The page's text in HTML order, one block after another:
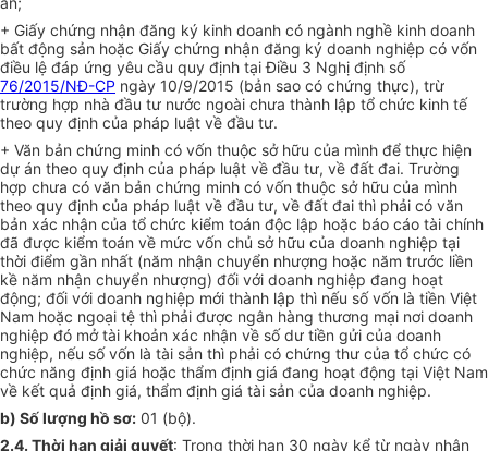
+ Giấy chứng nhận đăng ký kinh doanh có ngành nghề kinh doanh
bất động sản hoặc Giấy chứng nhận đăng ký doanh nghiệp có vốn
điều lệ đáp ứng yêu cầu quy định tại Điều 3 Nghị định số
76/2015/NĐ-CP ngày 10/9/2015 (bản sao có chứng thực), trừ
trường hợp nhà đầu tư nước ngoài chưa thành lập tổ chức kinh tế
theo quy định của pháp luật về đầu tư.
+ Văn bản chứng minh có vốn thuộc sở hữu của mình để thực hiện
dự án theo quy định của pháp luật về đầu tư, về đất đai. Trường
hợp chưa có văn bản chứng minh có vốn thuộc sở hữu của mình
theo quy định của pháp luật về đầu tư, về đất đai thì phải có văn
bản xác nhận của tổ chức kiểm toán độc lập hoặc báo cáo tài chính
đã được kiểm toán về mức vốn chủ sở hữu của doanh nghiệp tại
thời điểm gần nhất (năm nhận chuyển nhượng hoặc năm trước liền
kề năm nhận chuyển nhượng) đối với doanh nghiệp đang hoạt
động; đối với doanh nghiệp mới thành lập thì nếu số vốn là tiền Việt
Nam hoặc ngoại tệ thì phải được ngân hàng thương mại nơi doanh
nghiệp đó mở tài khoản xác nhận về số dư tiền gửi của doanh
nghiệp, nếu số vốn là tài sản thì phải có chứng thư của tổ chức có
chức năng định giá hoặc thẩm định giá đang hoạt động tại Việt Nam
về kết quả định giá, thẩm định giá tài sản của doanh nghiệp.
b) Số lượng hồ sơ: 01 (bộ).
2.4. Thời hạn giải quyết: Trong thời hạn 30 ngày kể từ ngày nhận